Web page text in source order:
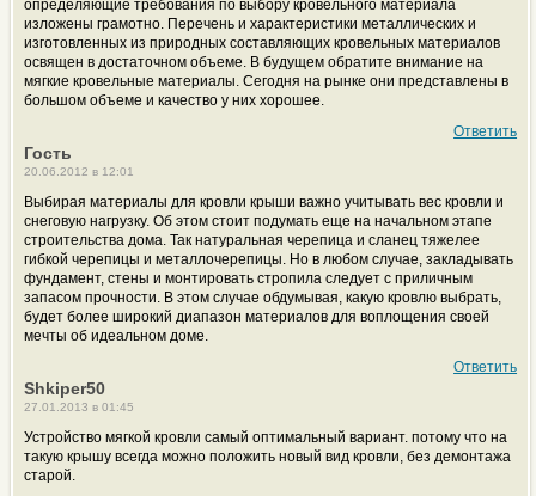
определяющие требования по выбору кровельного материала
изложены грамотно. Перечень и характеристики металлических и
изготовленных из природных составляющих кровельных материалов
освящен в достаточном объеме. В будущем обратите внимание на
мягкие кровельные материалы. Сегодня на рынке они представлены в
большом объеме и качество у них хорошее.
Ответить
Гость
20.06.2012 в 12:01
Выбирая материалы для кровли крыши важно учитывать вес кровли и
снеговую нагрузку. Об этом стоит подумать еще на начальном этапе
строительства дома. Так натуральная черепица и сланец тяжелее
гибкой черепицы и металлочерепицы. Но в любом случае, закладывать
фундамент, стены и монтировать стропила следует с приличным
запасом прочности. В этом случае обдумывая, какую кровлю выбрать,
будет более широкий диапазон материалов для воплощения своей
мечты об идеальном доме.
Ответить
Shkiper50
27.01.2013 в 01:45
Устройство мягкой кровли самый оптимальный вариант. потому что на
такую крышу всегда можно положить новый вид кровли, без демонтажа
старой.